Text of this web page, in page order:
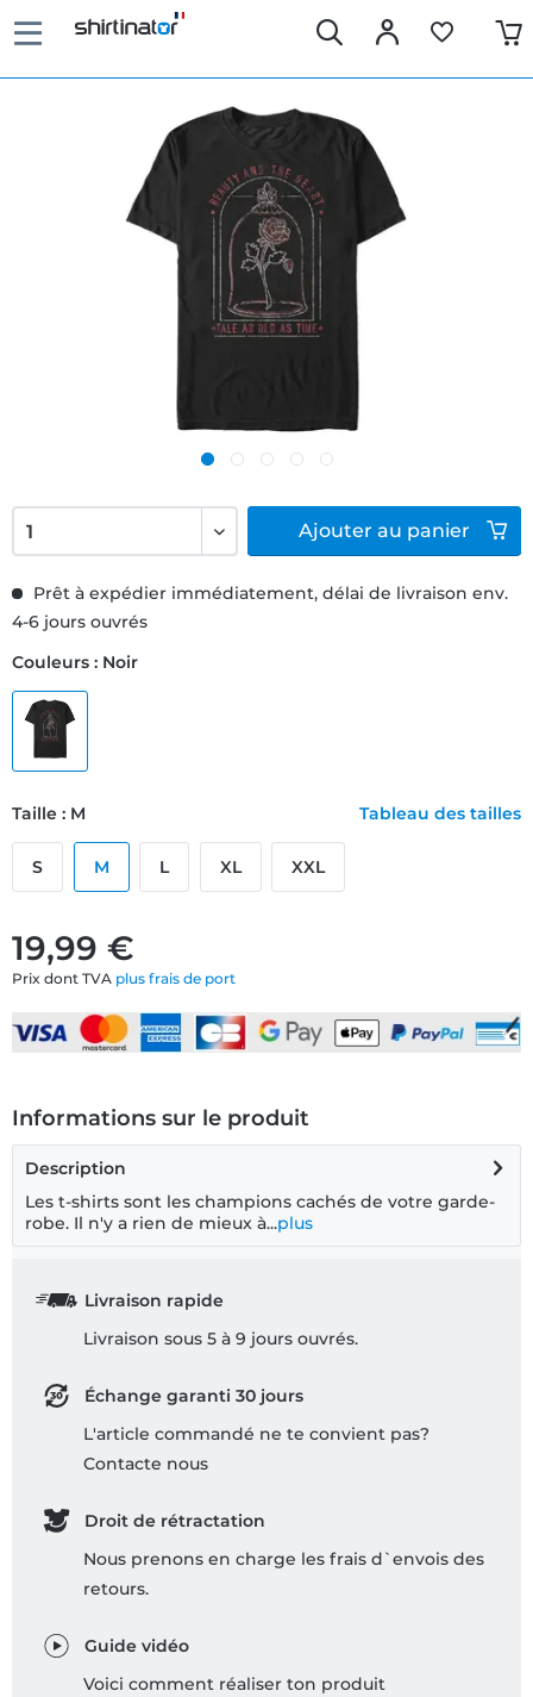
19,99 €
Prix dont TVA plus frais de port
Prêt à expédier immédiatement, délai de livraison env.
4-6 jours ouvrés
Couleurs : Noir
Taille : M Tableau des tailles
S M L XL XXL
Ajouter au panier
Informations sur le produit
Description
Les t-shirts sont les champions cachés de votre garde-
robe. Il n'y a rien de mieux à...plus
Livraison rapide
Livraison sous 5 à 9 jours ouvrés.
Échange garanti 30 jours
L'article commandé ne te convient pas?
Contacte nous
Droit de rétractation
Nous prenons en charge les frais d`envois des
retours.
Guide vidéo
Voici comment réaliser ton produit